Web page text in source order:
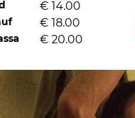
€ 14.00
€ 18.00
€ 20.00